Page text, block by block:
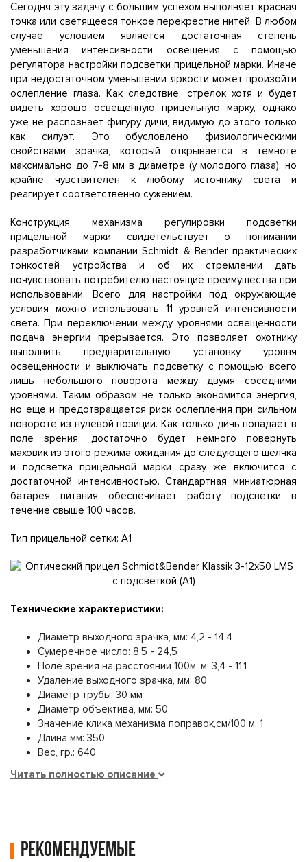
Сегодня эту задачу с большим успехом выполняет красная
точка или светящееся тонкое перекрестие нитей. В любом
случае условием является достаточная степень
уменьшения интенсивности освещения с помощью
регулятора настройки подсветки прицельной марки. Иначе
при недостаточном уменьшении яркости может произойти
ослепление глаза. Как следствие, стрелок хотя и будет
видеть хорошо освещенную прицельную марку, однако
уже не распознает фигуру дичи, видимую до этого только
как силуэт. Это обусловлено физиологическими
свойствами зрачка, который открывается в темноте
максимально до 7-8 мм в диаметре (у молодого глаза), но
крайне чувствителен к любому источнику света и
реагирует соответственно сужением.
Конструкция механизма регулировки подсветки
прицельной марки свидетельствует о понимании
разработчиками компании Schmidt & Bender практических
тонкостей устройства и об их стремлении дать
почувствовать потребителю настоящие преимущества при
использовании. Всего для настройки под окружающие
условия можно использовать 11 уровней интенсивности
света. При переключении между уровнями освещенности
подача энергии прерывается. Это позволяет охотнику
выполнить предварительную установку уровня
освещенности и выключать подсветку с помощью всего
лишь небольшого поворота между двумя соседними
уровнями. Таким образом не только экономится энергия,
но еще и предотвращается риск ослепления при сильном
повороте из нулевой позиции. Как только дичь попадает в
поле зрения, достаточно будет немного повернуть
маховик из этого режима ожидания до следующего щелчка
и подсветка прицельной марки сразу же включится с
достаточной интенсивностью. Стандартная миниатюрная
батарея питания обеспечивает работу подсветки в
течение свыше 100 часов.
Тип прицельной сетки: A1
Технические характеристики:
Диаметр выходного зрачка, мм: 4,2 - 14,4
Сумеречное число: 8,5 - 24,5
Поле зрения на расстоянии 100м, м: 3,4 - 11,1
Удаление выходного зрачка, мм: 80
Диаметр трубы: 30 мм
Диаметр объектива, мм: 50
Значение клика механизма поправок,см/100 м: 1
Длина мм: 350
Вес, гр.: 640
Читать полностью описание
Рекомендуемые